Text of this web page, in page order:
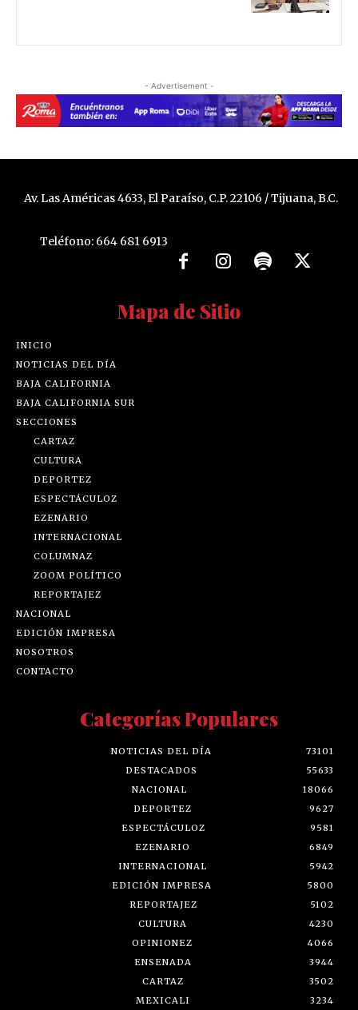
- Advertisement -
Av. Las Américas 4633, El Paraíso, C.P. 22106 / Tijuana, B.C.
Teléfono: 664 681 6913
Mapa de Sitio
INICIO
NOTICIAS DEL DÍA
BAJA CALIFORNIA
BAJA CALIFORNIA SUR
SECCIONES
CARTAZ
CULTURA
DEPORTEZ
ESPECTÁCULOZ
EZENARIO
INTERNACIONAL
COLUMNAZ
ZOOM POLÍTICO
REPORTAJEZ
NACIONAL
EDICIÓN IMPRESA
NOSOTROS
CONTACTO
Categorías Populares
NOTICIAS DEL DÍA
73101
DESTACADOS
55633
NACIONAL
18066
DEPORTEZ
9627
ESPECTÁCULOZ
9581
EZENARIO
6849
INTERNACIONAL
5942
EDICIÓN IMPRESA
5800
REPORTAJEZ
5102
CULTURA
4230
OPINIONEZ
4066
ENSENADA
3944
CARTAZ
3502
MEXICALI
3234